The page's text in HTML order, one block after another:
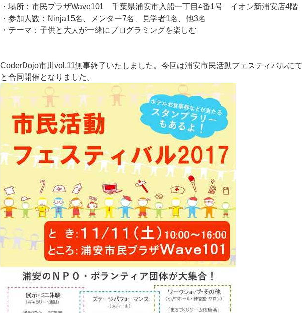
・場所：市民プラザWave101 千葉県浦安市入船一丁目4番1号 イオン新浦安店4階
・参加人数：Ninja15名、メンター7名、見学者1名、他3名
・テーマ：子供と大人が一緒にプログラミングを楽しむ
CoderDojo市川vol.11無事終了いたしました。今回は浦安市民活動フェスティバルにて
と合同開催となりました。